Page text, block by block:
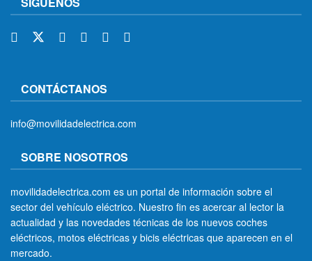
CONTÁCTANOS
info@movilidadelectrica.com
SOBRE NOSOTROS
movilidadelectrica.com es un portal de información sobre el
sector del vehículo eléctrico. Nuestro fin es acercar al lector la
actualidad y las novedades técnicas de los nuevos coches
eléctricos, motos eléctricas y bicis eléctricas que aparecen en el
mercado.